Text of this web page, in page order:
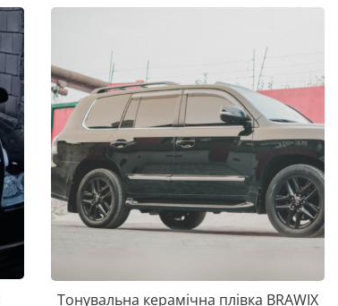
Тонувальна керамічна плівка BRAWIX